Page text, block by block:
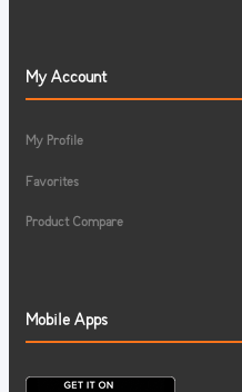
My Account
My Profile
Favorites
Product Compare
Mobile Apps